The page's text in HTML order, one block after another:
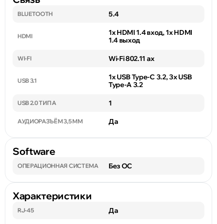
BLUETOOTH 5.4
HDMI
1x HDMI 1.4 вход, 1x HDMI
1.4 выход
WI-FI Wi-Fi 802.11 ax
USB 3.1
1x USB Type-C 3.2, 3x USB
Type-A 3.2
USB 2.0 ТИП A 1
АУДИОРАЗЪЁМ 3,5 ММ Да
Software
ОПЕРАЦИОННАЯ СИСТЕМА Без ОС
Характеристики
RJ-45 Да